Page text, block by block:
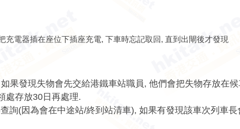
充電器插在座位下插座充電, 下車時忘記取回, 直到出閘後才發現
果發現失物會先交給港鐵車站職員, 他們會把失物存放在
處存放30日再處理.
詢(因為會在中途站/終到站清車), 如果有發現該車次列車長